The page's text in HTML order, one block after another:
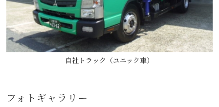
自社トラック（ユニック車）
フォトギャラリー